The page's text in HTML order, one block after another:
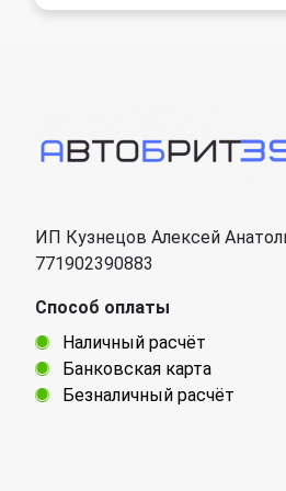
ИП Кузнецов Алексей
771902390883
Способ оплаты
Наличный расчёт
Банковская карта
Безналичный расчёт